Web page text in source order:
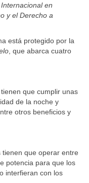
en
y el Derecho a
está protegido por la
, que abarca cuatro
que cumplir unas
de la noche y
otros beneficios y
que operar entre
potencia para que los
interfieran con los